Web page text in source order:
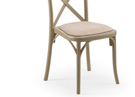
CONTINUE READING